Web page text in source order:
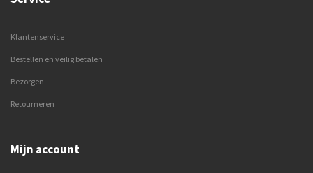
Klantenservice
Bestellen en veilig betalen
Bezorgen
Retourneren
Mijn account